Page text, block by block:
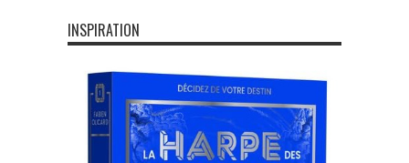
INSPIRATION